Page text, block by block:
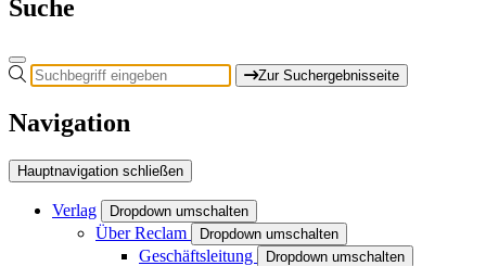
Suche
Zur Suchergebnisseite
Navigation
Hauptnavigation schließen
Verlag Dropdown umschalten
Über Reclam Dropdown umschalten
Geschäftsleitung Dropdown umschalten